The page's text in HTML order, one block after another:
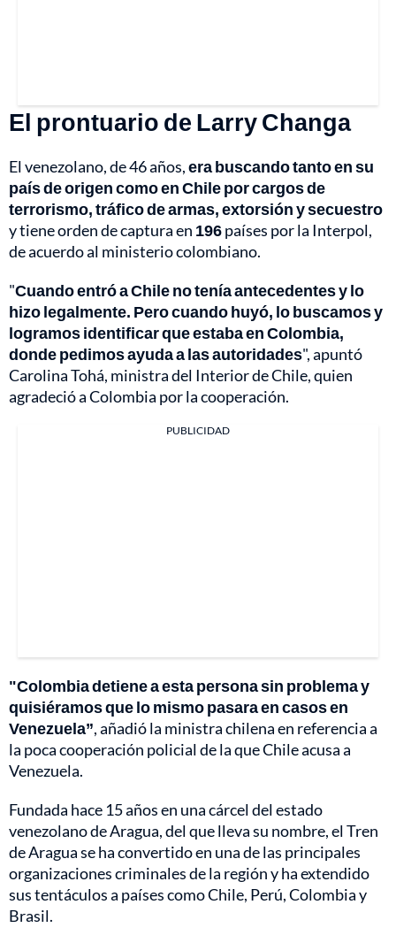
El prontuario de Larry Changa
El venezolano, de 46 años,era buscando tanto en su
país de origen como en Chile por cargos de
terrorismo, tráfico de armas, extorsión y secuestro
y tiene orden de captura en 196países por la Interpol,
de acuerdo al ministerio colombiano.
"Cuando entró a Chile no tenía antecedentes y lo
hizo legalmente. Pero cuando huyó, lo buscamos y
logramos identificar que estaba en Colombia,
donde pedimos ayuda a las autoridades", apuntó
Carolina Tohá, ministra del Interior de Chile, quien
agradeció a Colombia por la cooperación.
PUBLICIDAD
"Colombia detiene a esta persona sin problema y
quisiéramos que lo mismo pasara en casos en
Venezuela”, añadió la ministra chilena en referencia a
la poca cooperación policial de la que Chile acusa a
Venezuela.
Fundada hace 15 años en una cárcel del estado
venezolano de Aragua, del que lleva su nombre, el Tren
de Aragua se ha convertido en una de las principales
organizaciones criminales de la región y ha extendido
sus tentáculos a países como Chile, Perú, Colombia y
Brasil.